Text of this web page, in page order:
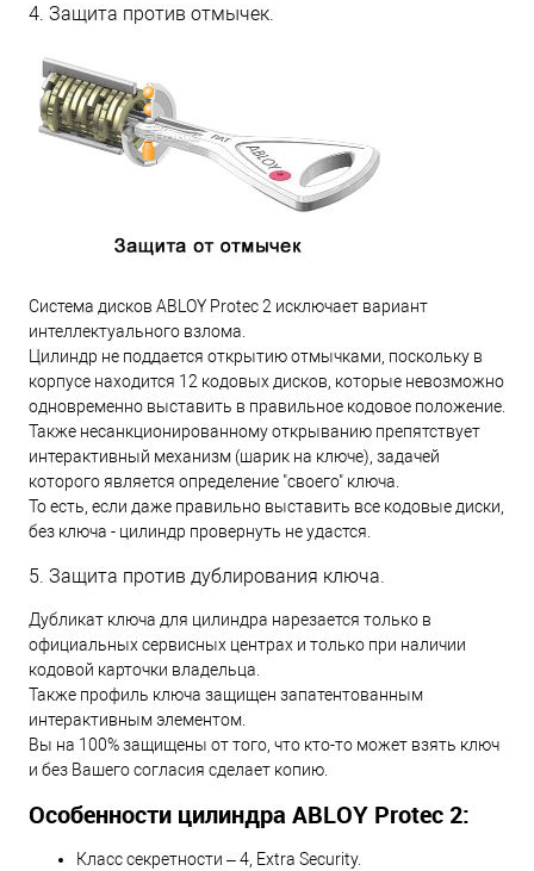
4. Защита против отмычек.
Система дисков ABLOY Protec 2 исключает вариант
интеллектуального взлома.
Цилиндр не поддается открытию отмычками, поскольку в
корпусе находится 12 кодовых дисков, которые невозможно
одновременно выставить в правильное кодовое положение.
Также несанкционированному открыванию препятствует
интерактивный механизм (шарик на ключе), задачей
которого является определение "своего" ключа.
То есть, если даже правильно выставить все кодовые диски,
без ключа - цилиндр провернуть не удастся.
5. Защита против дублирования ключа.
Дубликат ключа для цилиндра нарезается только в
официальных сервисных центрах и только при наличии
кодовой карточки владельца.
Также профиль ключа защищен запатентованным
интерактивным элементом.
Вы на 100% защищены от того, что кто-то может взять ключ
и без Вашего согласия сделает копию.
Особенности цилиндра ABLOY Protec 2:
Класс секретности – 4, Extra Security.